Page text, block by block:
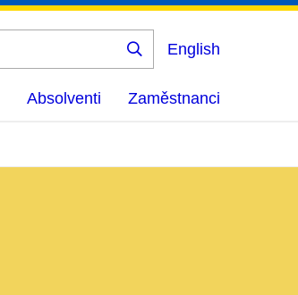
Vyhledat
English
Absolventi Zaměstnanci